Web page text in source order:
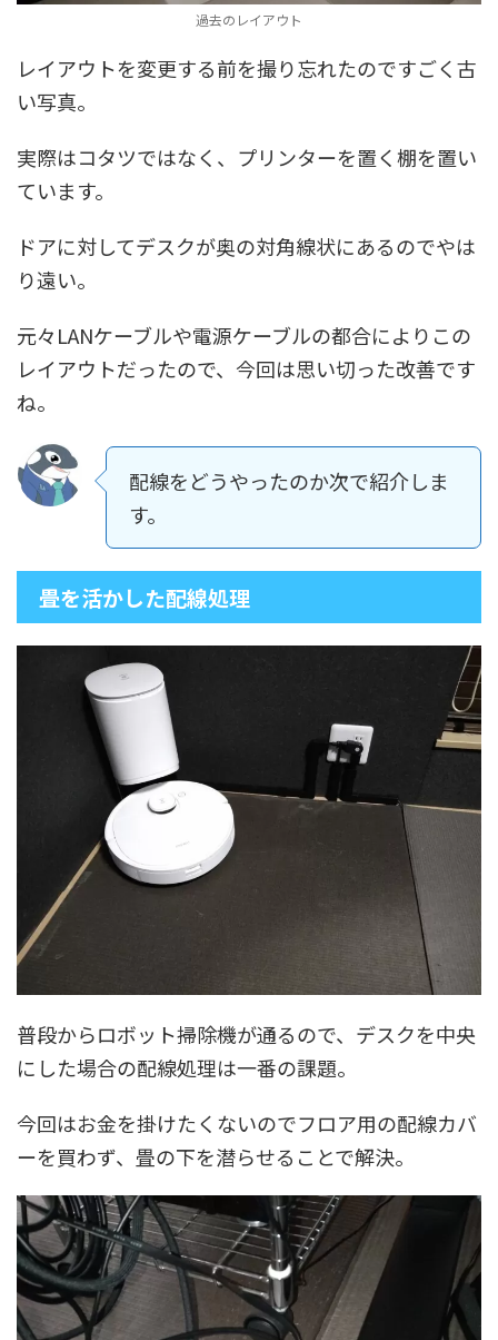
過去のレイアウト
レイアウトを変更する前を撮り忘れたのですごく古
い写真。
実際はコタツではなく、プリンターを置く棚を置い
ています。
ドアに対してデスクが奥の対角線状にあるのでやは
り遠い。
元々LANケーブルや電源ケーブルの都合によりこの
レイアウトだったので、今回は思い切った改善です
ね。
配線をどうやったのか次で紹介しま
す。
畳を活かした配線処理
普段からロボット掃除機が通るので、デスクを中央
にした場合の配線処理は一番の課題。
今回はお金を掛けたくないのでフロア用の配線カバ
ーを買わず、畳の下を潜らせることで解決。